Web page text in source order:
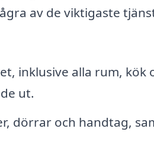
av de viktigaste
inklusive alla rum, kök
ut.
dörrar och handtag,